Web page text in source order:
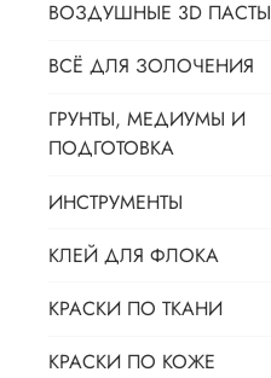
ВОЗДУШНЫЕ 3D ПАСТЫ
ВСЁ ДЛЯ ЗОЛОЧЕНИЯ
ГРУНТЫ, МЕДИУМЫ И
ПОДГОТОВКА
ИНСТРУМЕНТЫ
КЛЕЙ ДЛЯ ФЛОКА
КРАСКИ ПО ТКАНИ
КРАСКИ ПО КОЖЕ